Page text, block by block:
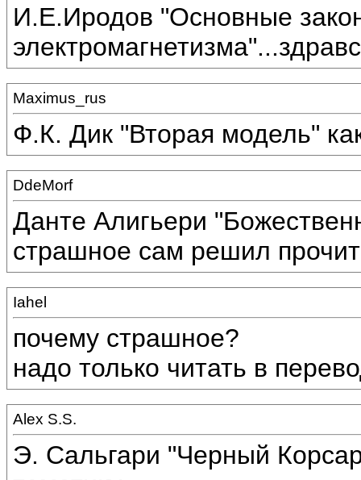
И.Е.Иродов "Основные
Maximus_rus
Ф.К. Дик "Вторая модель"
DdeMorf
Данте Алигьери
страшное сам решил
Iahel
почему страшное?
надо только читать в
Alex S.S.
Э. Сальгари "Черный